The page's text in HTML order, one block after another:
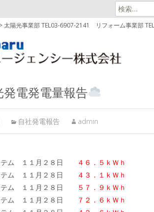
検
索:
太陽光事業部 TEL03-6907-2141 リフォーム事業部
発電発電量報告
自社発電報告 admin
テム １１月２８日
４６．５ｋＷｈ
テム １１月２８日
４３．１ｋＷｈ
テム １１月２８日
５７．９ｋＷｈ
テム １１月２８日
７２．６ｋＷｈ